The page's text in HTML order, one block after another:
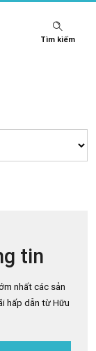
Tìm kiếm
tin
nhất các sản
hấp dẫn từ Hữu